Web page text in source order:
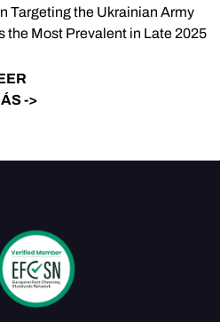
Targeting the Ukrainian Army
the Most Prevalent in Late 2025
->